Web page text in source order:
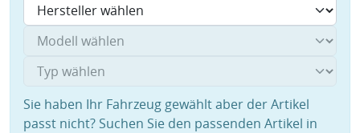
Sie haben Ihr Fahrzeug gewählt aber der Artikel
passt nicht? Suchen Sie den passenden Artikel in